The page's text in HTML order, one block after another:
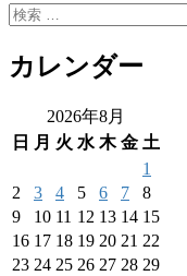
カレンダー
2026年8月
日
月 火 水 木 金 土
1
2
3 4 5 6 7
8
9
10 11 12 13 14 15
16 17 18 19 20 21 22
23 24 25 26 27 28 29